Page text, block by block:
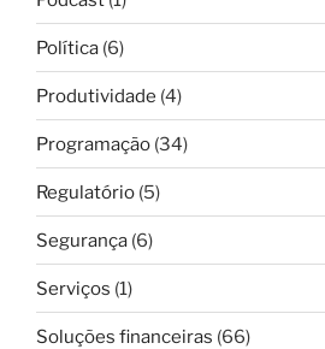
Política (6)
Produtividade (4)
Programação (34)
Regulatório (5)
Segurança (6)
Serviços (1)
Soluções financeiras (66)